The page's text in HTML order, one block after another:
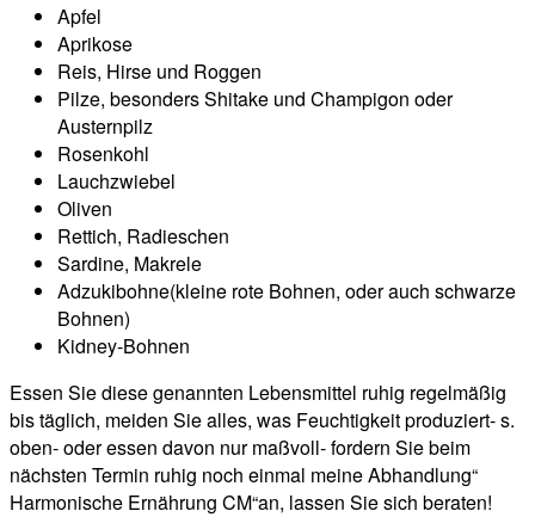
Apfel
Aprikose
Reis, Hirse und Roggen
Pilze, besonders Shitake und Champigon oder
Austernpilz
Rosenkohl
Lauchzwiebel
Oliven
Rettich, Radieschen
Sardine, Makrele
Adzukibohne(kleine rote Bohnen, oder auch schwarze
Bohnen)
Kidney-Bohnen
Essen Sie diese genannten Lebensmittel ruhig regelmäßig
bis täglich, meiden Sie alles, was Feuchtigkeit produziert- s.
oben- oder essen davon nur maßvoll- fordern Sie beim
nächsten Termin ruhig noch einmal meine Abhandlung“
Harmonische Ernährung CM“an, lassen Sie sich beraten!